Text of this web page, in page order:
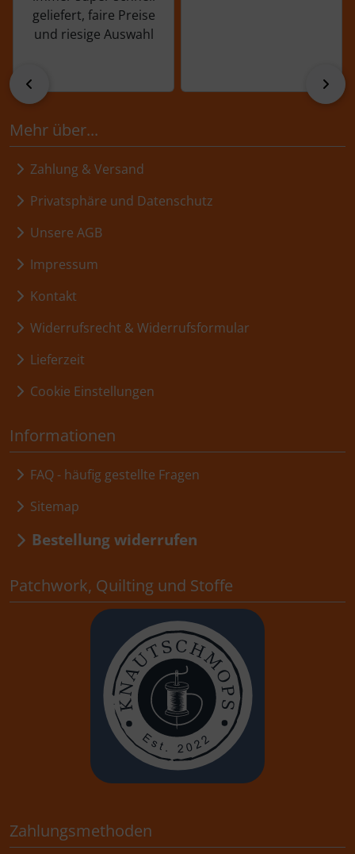
geliefert, faire Preise
und riesige Auswahl
vor
Mehr über...
Zahlung & Versand
Privatsphäre und Datenschutz
Unsere AGB
Impressum
Kontakt
Widerrufsrecht & Widerrufsformular
Lieferzeit
Cookie Einstellungen
Informationen
FAQ - häufig gestellte Fragen
Sitemap
Bestellung widerrufen
Patchwork, Quilting und Stoffe
Zahlungsmethoden